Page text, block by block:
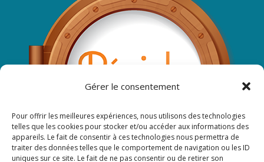
Gérer le consentement
Pour offrir les meilleures expériences, nous utilisons des technologies
telles que les cookies pour stocker et/ou accéder aux informations des
appareils. Le fait de consentir à ces technologies nous permettra de
traiter des données telles que le comportement de navigation ou les ID
uniques sur ce site. Le fait de ne pas consentir ou de retirer son